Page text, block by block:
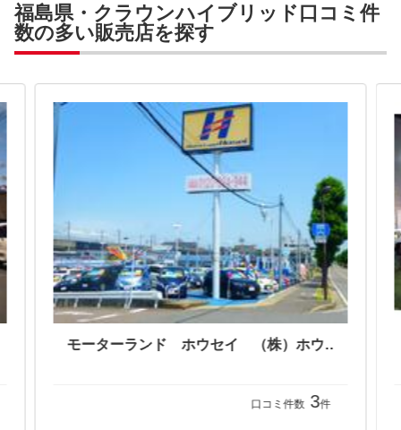
福島県・クラウンハイブリッド口コミ件
数の多い販売店を探す
モーターランド ホウセイ （株）ホウセイ
口コミ件数 3件